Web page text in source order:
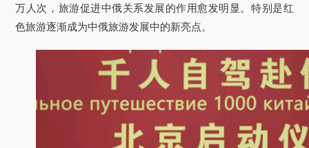
万人次，旅游促进中俄关系发展的作用愈发明显。特别是红
色旅游逐渐成为中俄旅游发展中的新亮点。